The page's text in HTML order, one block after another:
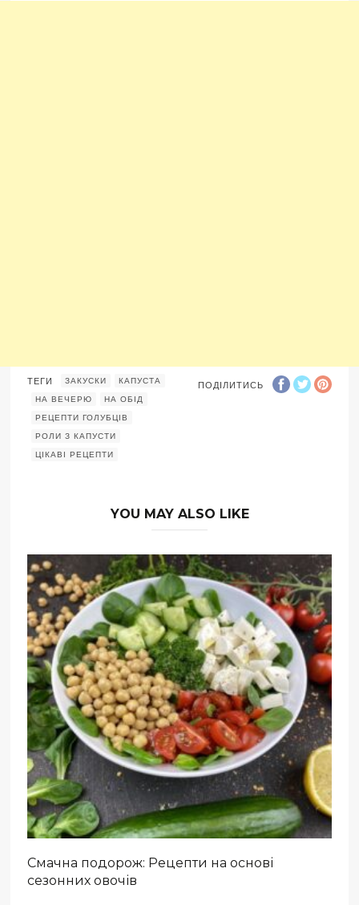
ПОДІЛИТИСЬ
ТЕГИ ЗАКУСКИ КАПУСТА
НА ВЕЧЕРЮ НА ОБІД
РЕЦЕПТИ ГОЛУБЦІВ
РОЛИ З КАПУСТИ
ЦІКАВІ РЕЦЕПТИ
YOU MAY ALSO LIKE
Смачна подорож: Рецепти на основі
сезонних овочів